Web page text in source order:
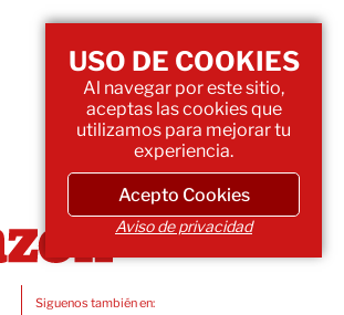
Siguenos también en:
USO DE COOKIES
Al navegar por este sitio,
aceptas las cookies que
utilizamos para mejorar tu
experiencia.
Acepto Cookies
Aviso de privacidad